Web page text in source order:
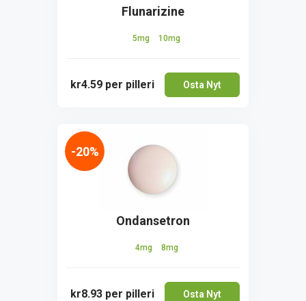
Flunarizine
5mg 10mg
kr4.59 per pilleri Osta Nyt
Ondansetron
4mg 8mg
kr8.93 per pilleri Osta Nyt
-20%